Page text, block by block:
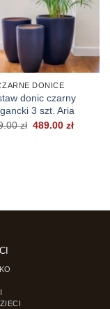
DONICE
donic czarny
3 szt. Aria
zł Pierwotna
489.00zł